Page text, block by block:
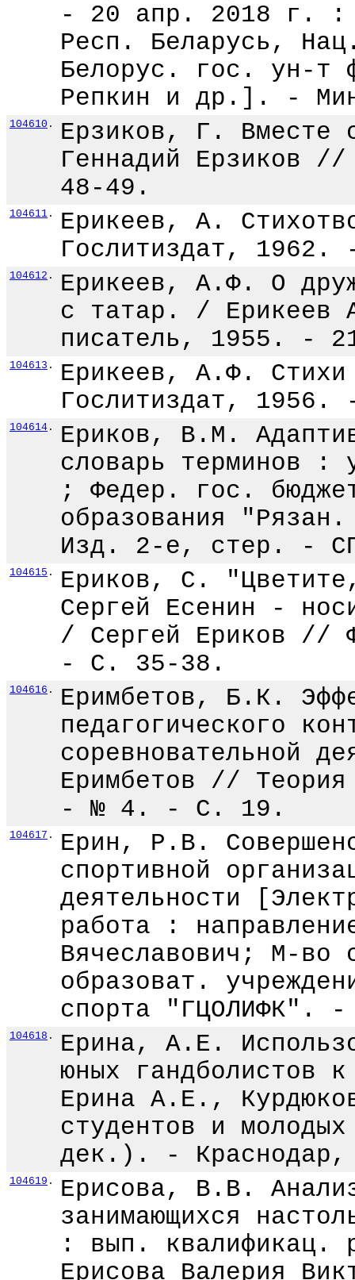
- 20 апр. 2018 г. :
Респ. Беларусь,
Белорус. гос. ун-
Репкин и др.]. -
104610 .
Ерзиков, Г. Вместе
Геннадий
48-49.
104611 .
Ерикеев, А.
Гослитиздат,
104612 .
Ерикеев, А.Ф. О
с татар. / Ерикеев
писатель, 1955. -
104613 .
Ерикеев, А.Ф.
Гослитиздат,
104614 .
Ериков, В.М.
словарь терминов
; Федер. гос.
образования
Изд. 2-е, стер. -
104615 .
Ериков, С.
Сергей Есенин -
/ Сергей Ериков //
- С. 35-38.
104616 .
Еримбетов, Б.К.
педагогического
соревновательной
Еримбетов //
- № 4. - С. 19.
104617 .
Ерин, Р.В.
спортивной
деятельности
работа :
Вячеславович; М-
образоват.
спорта "ГЦОЛИФК".
104618 .
Ерина, А.Е.
юных гандболистов
Ерина А.Е.,
студентов и
дек.). -
104619 .
Ерисова, В.В.
занимающихся
: вып. квалификац.
Ерисова Валерия